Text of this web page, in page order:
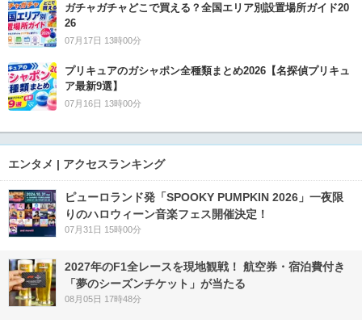
ガチャガチャどこで買える？全国エリア別設置場所ガイド20
26
07月17日 13時00分
プリキュアのガシャポン全種類まとめ2026【名探偵プリキュ
ア最新9選】
07月16日 13時00分
エンタメ | アクセスランキング
ピューロランド発「SPOOKY PUMPKIN 2026」一夜限
りのハロウィーン音楽フェス開催決定！
07月31日 15時00分
2027年のF1全レースを現地観戦！ 航空券・宿泊費付き
「夢のシーズンチケット」が当たる
08月05日 17時48分